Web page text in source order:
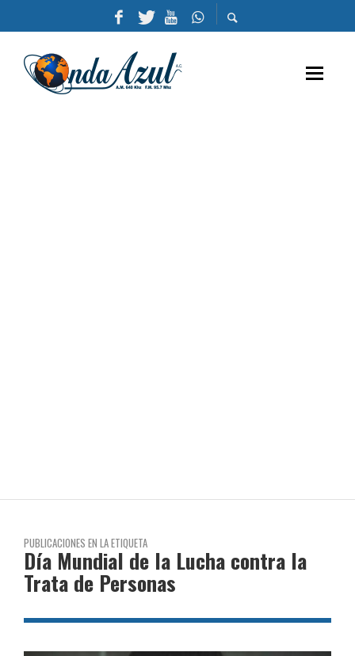
PUBLICACIONES EN LA ETIQUETA
Día Mundial de la Lucha contra la
Trata de Personas